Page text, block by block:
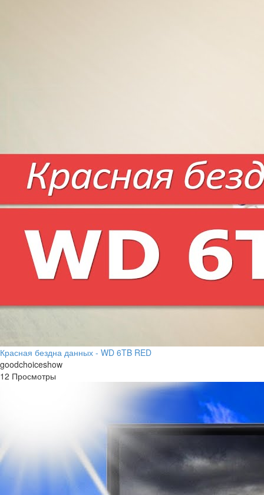
Красная бездна данных - WD 6TB RED
goodchoiceshow
12 Просмотры